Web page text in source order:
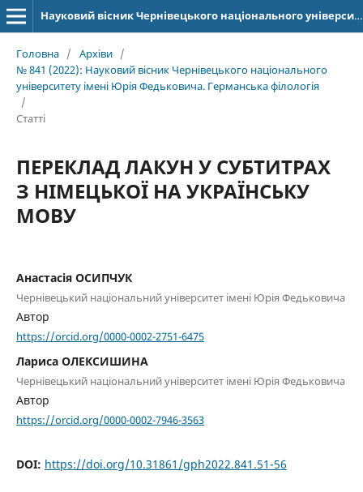
Науковий вісник Чернівецького національного університету імені Юрія Федьковича. Серія: Германська філологія
Головна / Архіви /
№ 841 (2022): Науковий вісник Чернівецького національного
університету імені Юрія Федьковича. Германська філологія
/
Статті
ПЕРЕКЛАД ЛАКУН У СУБТИТРАХ
З НІМЕЦЬКОЇ НА УКРАЇНСЬКУ
МОВУ
Анастасія ОСИПЧУК
Чернівецький національний університет імені Юрія Федьковича
Автор
https://orcid.org/0000-0002-2751-6475
Лариса ОЛЕКСИШИНА
Чернівецький національний університет імені Юрія Федьковича
Автор
https://orcid.org/0000-0002-7946-3563
DOI: https://doi.org/10.31861/gph2022.841.51-56